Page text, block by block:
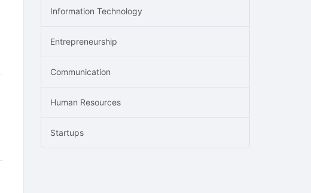
Information Technology
Entrepreneurship
Communication
Human Resources
Startups